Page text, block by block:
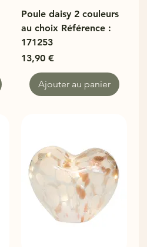
Poule daisy 2 couleurs
au choix Référence :
171253
Prix
13,90 €
Ajouter au panier